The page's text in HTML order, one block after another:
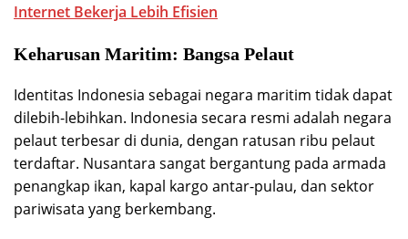
Internet Bekerja Lebih Efisien
Keharusan Maritim: Bangsa Pelaut
Identitas Indonesia sebagai negara maritim tidak dapat
dilebih-lebihkan. Indonesia secara resmi adalah negara
pelaut terbesar di dunia, dengan ratusan ribu pelaut
terdaftar. Nusantara sangat bergantung pada armada
penangkap ikan, kapal kargo antar-pulau, dan sektor
pariwisata yang berkembang.